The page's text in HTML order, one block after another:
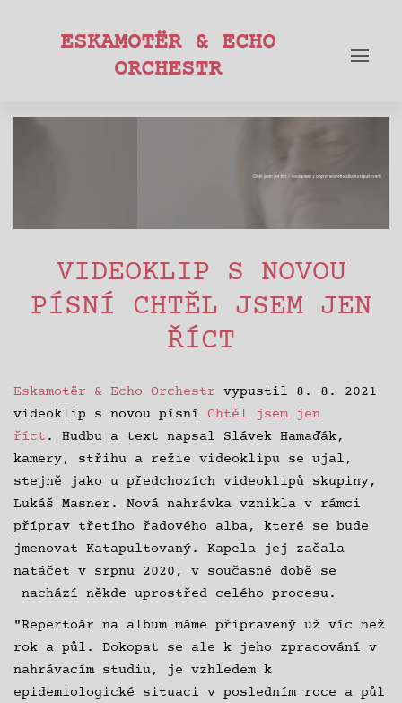
ESKAMOTËR & ECHO
ORCHESTR
VIDEOKLIP S NOVOU
PÍSNÍ CHTĚL JSEM JEN
ŘÍCT
Eskamotër & Echo Orchestr vypustil 8. 8. 2021
videoklip s novou písní Chtěl jsem jen
říct. Hudbu a text napsal Slávek Hamaďák,
kamery, střihu a režie videoklipu se ujal,
stejně jako u předchozích videoklipů skupiny,
Lukáš Masner. Nová nahrávka vznikla v rámci
příprav třetího řadového alba, které se bude
jmenovat Katapultovaný. Kapela jej začala
natáčet v srpnu 2020, v současné době se
nachází někde uprostřed celého procesu.
"Repertoár na album máme připravený už víc než
rok a půl. Dokopat se ale k jeho zpracování v
nahrávacím studiu, je vzhledem k
epidemiologické situaci v posledním roce a půl